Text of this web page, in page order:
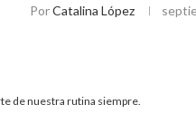
PorCatalina López
de nuestra rutina siempre.